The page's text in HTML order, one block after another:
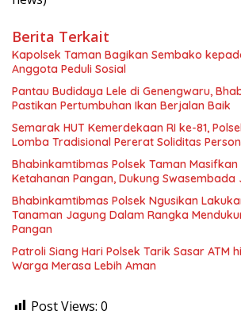
Berita Terkait
Kapolsek Taman Bagikan Sembako
Anggota Peduli Sosial
Pantau Budidaya Lele di Genengwaru,
Pastikan Pertumbuhan Ikan Berjalan Baik
Semarak HUT Kemerdekaan RI ke-81,
Lomba Tradisional Pererat Soliditas
Bhabinkamtibmas Polsek Taman Masifkan
Ketahanan Pangan, Dukung Swasembada
Bhabinkamtibmas Polsek Ngusikan
Tanaman Jagung Dalam Rangka
Pangan
Patroli Siang Hari Polsek Tarik Sasar ATM
Warga Merasa Lebih Aman
Post Views: 0